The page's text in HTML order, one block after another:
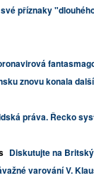
příznaky
znovu konala
práva. Řecko
Diskutujte na
varování V.